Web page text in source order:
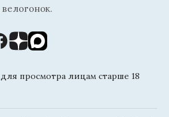
просмотра лицам старше 18